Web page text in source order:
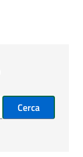
Cerca